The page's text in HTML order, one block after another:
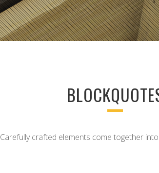
Carefully crafted elements come together